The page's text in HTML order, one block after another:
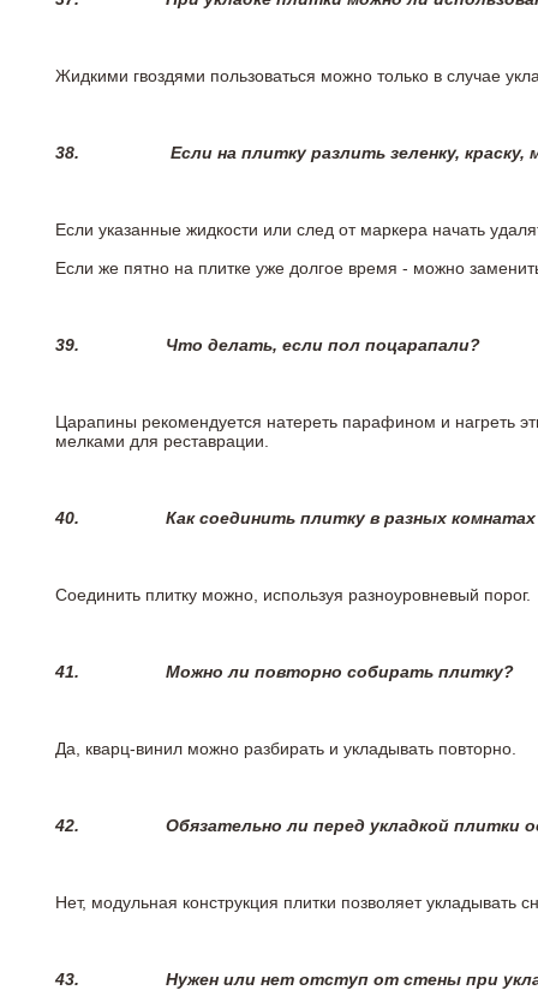
Жидкими гвоздями пользоваться можно только в случае
38. Если на плитку разлить зеленку,
Если указанные жидкости или след от маркера начать
Если же пятно на плитке уже долгое время - можно
39. Что делать, если пол поцарапали?
Царапины рекомендуется натереть парафином и нагреть
мелками для реставрации.
40. Как соединить плитку в разных
Соединить плитку можно, используя разноуровневый порог.
41. Можно ли повторно собирать плитку?
Да, кварц-винил можно разбирать и укладывать повторно.
42. Обязательно ли перед укладкой плитки
Нет, модульная конструкция плитки позволяет
43. Нужен или нет отступ от стены при